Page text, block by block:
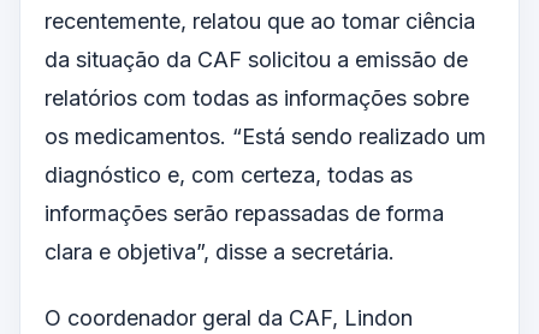
recentemente, relatou que ao tomar ciência
da situação da CAF solicitou a emissão de
relatórios com todas as informações sobre
os medicamentos. “Está sendo realizado um
diagnóstico e, com certeza, todas as
informações serão repassadas de forma
clara e objetiva”, disse a secretária.
O coordenador geral da CAF, Lindon